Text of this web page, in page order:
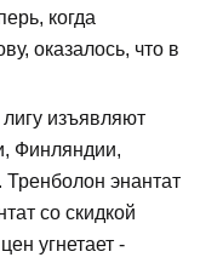
когда
оказалось, что в
изъявляют
Финляндии,
Тренболон энантат
со скидкой
угнетает -